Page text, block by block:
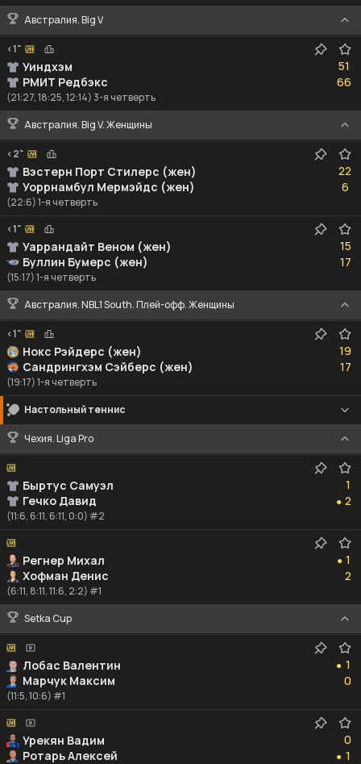
Австралия. Big V
<1"
Уиндхэм
РМИТ Редбэкс
51
51
66
66
(21:27, 18:25, 12:14) 3-я четверть
Австралия. Big V. Женщины
<2"
Вэстерн Порт Стилерс (жен)
Уоррнамбул Мермэйдс (жен)
22
22
6
6
(22:6) 1-я четверть
<1"
Уаррандайт Веном (жен)
Буллин Бумерс (жен)
15
15
17
17
(15:17) 1-я четверть
Австралия. NBL1 South. Плей-офф. Женщины
<1"
Нокс Рэйдерс (жен)
Сандрингхэм Сэйберс (жен)
19
19
17
17
(19:17) 1-я четверть
Настольный теннис
Чехия. Liga Pro
Быртус Самуэл
Гечко Давид
1
1
●
2
2
(11:6, 6:11, 6:11, 0:0) #2
Регнер Михал
Хофман Денис
●
1
12
2
(6:11, 8:11, 11:6, 2:2) #1
Setka Cup
Лобас Валентин
Марчук Максим
●
1
10
0
(11:5, 10:6) #1
Урекян Вадим
Ротарь Алексей
0
0
●
1
1